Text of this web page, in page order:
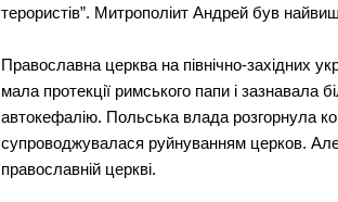
терористів”. Митрополіит Андрей був
Православна церква на північно-західних
мала протекції римського папи і зазнавала
автокефалію. Польська влада розгорнула
супроводжувалася руйнуванням церков. Але
православній церкві.